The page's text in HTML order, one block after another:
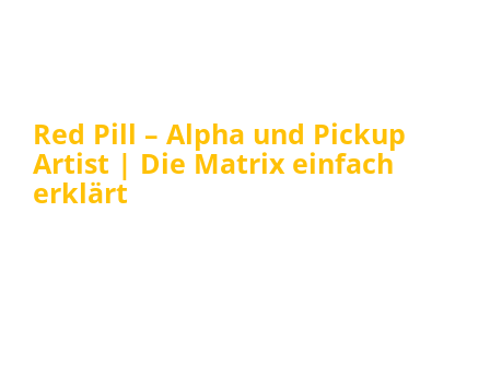
Red Pill – Alpha und Pickup
Artist | Die Matrix einfach
erklärt